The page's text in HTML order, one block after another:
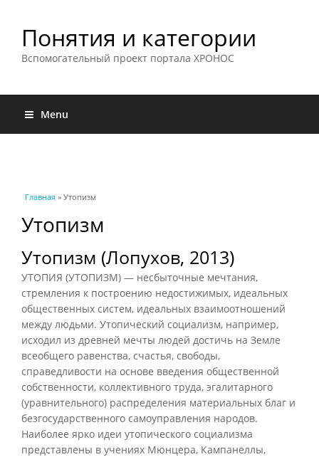
Понятия и категории
Вспомогательный проект портала ХРОНОС
Menu
Вы здесь
Главная » Утопизм
Утопизм
Утопизм (Лопухов, 2013)
УТОПИЯ (УТОПИЗМ) — несбыточные мечтания,
стремления к построению недостижимых, идеальных
общественных систем, идеальных взаимоотношений
между людьми. Утопический социализм, например,
исходил из древней мечты людей достичь на Земле
всеобщего равенства, счастья, свободы,
справедливости на основе введения общественной
собственности, коллективного труда, эгалитарного
(уравнительного) распределения материальных благ и
безгосударственного самоуправления народов.
Наиболее ярко идеи утопического социализма
представлены в учениях Мюнцера, Кампанеллы,